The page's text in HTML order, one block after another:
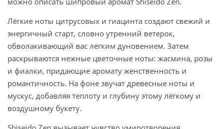
Лёгкие ноты цитрусовых и гиацинта создают свежий и
энергичный старт, словно утренний ветерок,
обволакивающий вас лёгким дуновением. Затем
раскрываются нежные цветочные ноты: жасмина, розы
и фиалки, придающие аромату женственность и
романтичность. На фоне звучат древесные ноты и
мускус, добавляя теплоту и глубину этому лёгкому и
воздушному букету.